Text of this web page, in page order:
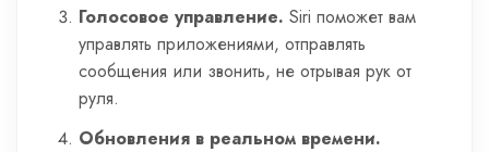
Голосовое управление. Siri поможет вам
управлять приложениями, отправлять
сообщения или звонить, не отрывая рук от
руля.
Обновления в реальном времени.